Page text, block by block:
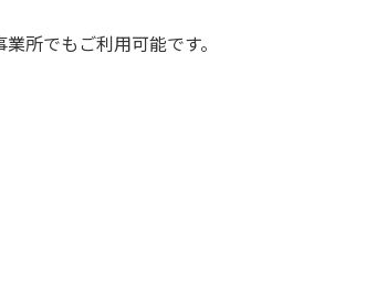
所でもご利用可能です。